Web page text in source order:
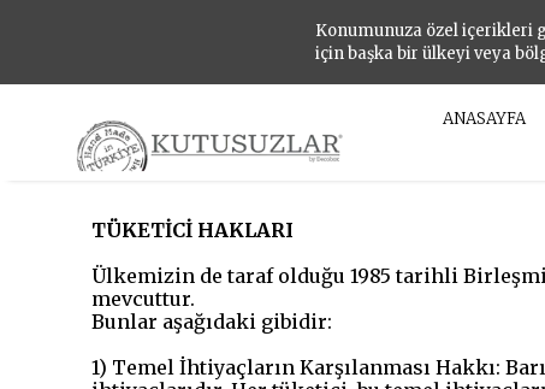
Konumunuza özel içerikleri
için başka bir ülkeyi veya
ANASAYFA
TÜKETİCİ HAKLARI
Ülkemizin de taraf olduğu 1985 tarihli
mevcuttur.
Bunlar aşağıdaki gibidir:
1) Temel İhtiyaçların Karşılanması Hakkı: